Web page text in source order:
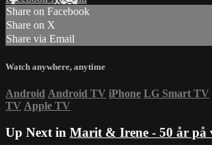
Share on Facebook
Share on X
Share via Email
Watch anywhere, anytime
Android Android TV iPhone LG Smart TV
TV Apple TV
Up Next in Marit & Irene - 50 år på